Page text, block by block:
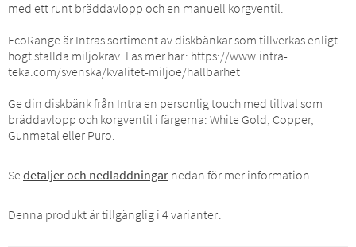
med ett runt bräddavlopp och en manuell korgventil.
EcoRange är Intras sortiment av diskbänkar som tillverkas enligt
högt ställda miljökrav. Läs mer här: https://www.intra-
teka.com/svenska/kvalitet-miljoe/hallbarhet
Ge din diskbänk från Intra en personlig touch med tillval som
bräddavlopp och korgventil i färgerna: White Gold, Copper,
Gunmetal eller Puro.
Se detaljer och nedladdningar nedan för mer information.
Denna produkt är tillgänglig i 4 varianter: